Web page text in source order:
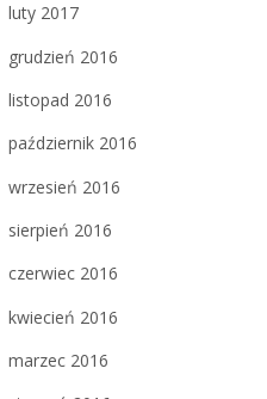
luty 2017
grudzień 2016
listopad 2016
październik 2016
wrzesień 2016
sierpień 2016
czerwiec 2016
kwiecień 2016
marzec 2016